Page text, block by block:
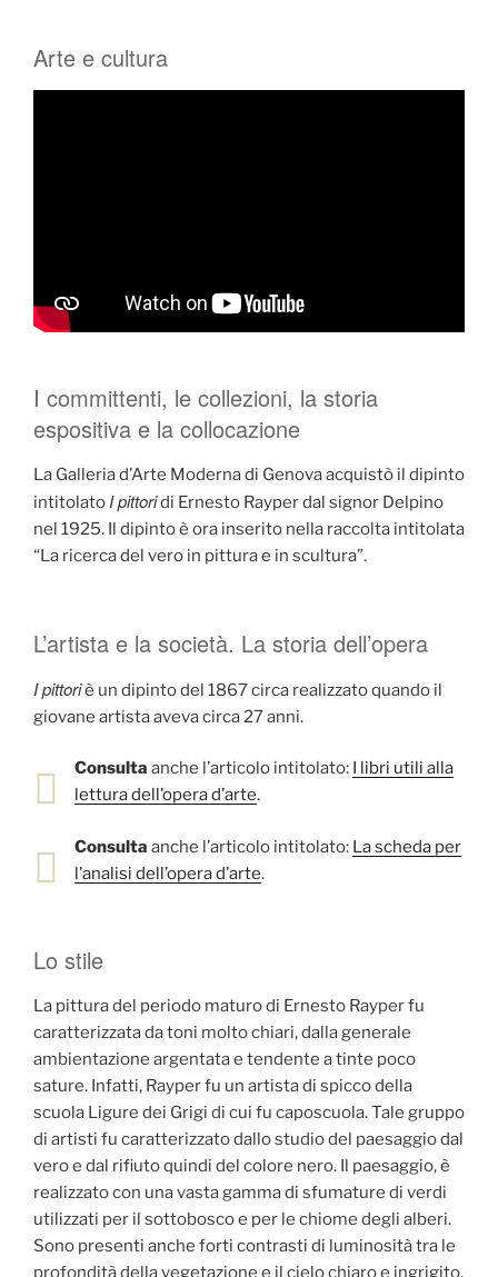
Arte e cultura
I committenti, le collezioni, la storia
espositiva e la collocazione
La Galleria d’Arte Moderna di Genova acquistò il dipinto
intitolato I pittoridi Ernesto Rayper dal signor Delpino
nel 1925. Il dipinto è ora inserito nella raccolta intitolata
“La ricerca del vero in pittura e in scultura”.
L’artista e la società. La storia dell’opera
I pittoriè un dipinto del 1867 circa realizzato quando il
giovane artista aveva circa 27 anni.
Consulta anche l’articolo intitolato: I libri utili alla
lettura dell’opera d’arte.
Consulta anche l’articolo intitolato: La scheda per
l’analisi dell’opera d’arte.
Lo stile
La pittura del periodo maturo di Ernesto Rayper fu
caratterizzata da toni molto chiari, dalla generale
ambientazione argentata e tendente a tinte poco
sature. Infatti, Rayper fu un artista di spicco della
scuola Ligure dei Grigi di cui fu caposcuola. Tale gruppo
di artisti fu caratterizzato dallo studio del paesaggio dal
vero e dal rifiuto quindi del colore nero. Il paesaggio, è
realizzato con una vasta gamma di sfumature di verdi
utilizzati per il sottobosco e per le chiome degli alberi.
Sono presenti anche forti contrasti di luminosità tra le
profondità della vegetazione e il cielo chiaro e ingrigito.